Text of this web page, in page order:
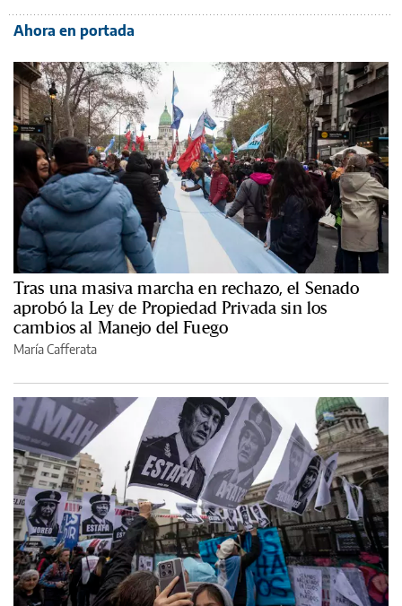
Ahora en portada
Tras una masiva marcha en rechazo, el Senado
aprobó la Ley de Propiedad Privada sin los
cambios al Manejo del Fuego
María Cafferata